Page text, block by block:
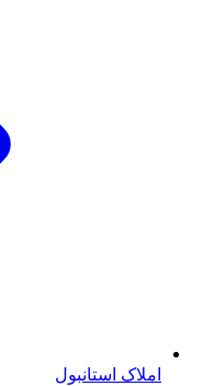
املاک استانبول